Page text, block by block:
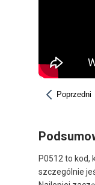
Poprzedni
P0512 to kod,
szczególnie